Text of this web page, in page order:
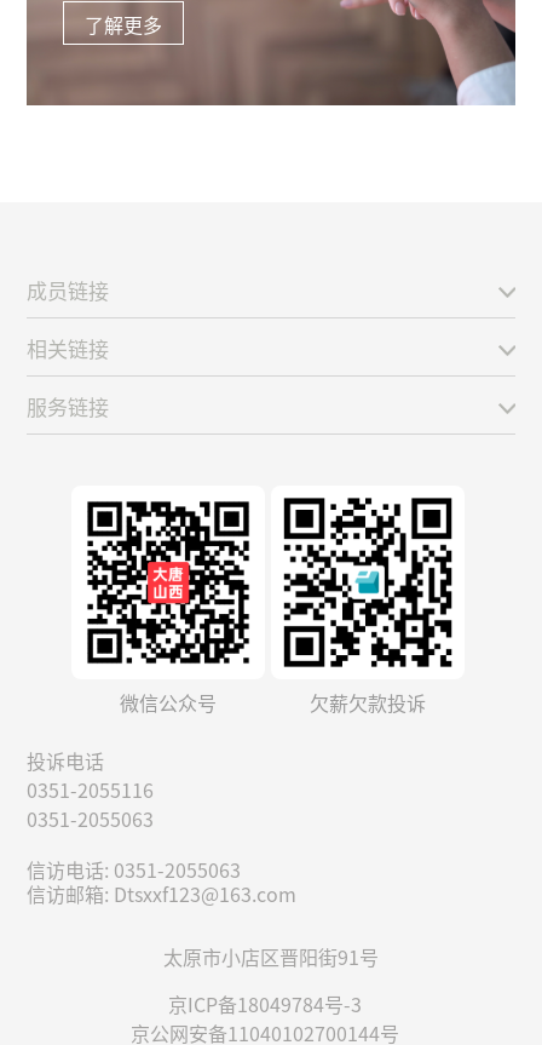
了解更多
微信公众号
欠薪欠款投诉
投诉电话
0351-2055116
0351-2055063
信访电话: 0351-2055063
信访邮箱: Dtsxxf123@163.com
太原市小店区晋阳街91号
京ICP备18049784号-3
京公网安备11040102700144号
成员链接
相关链接
服务链接